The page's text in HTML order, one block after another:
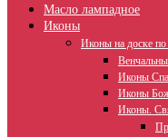
Масло лампадное
Иконы
Иконы на доске
Иконы
Иконы
Иконы.